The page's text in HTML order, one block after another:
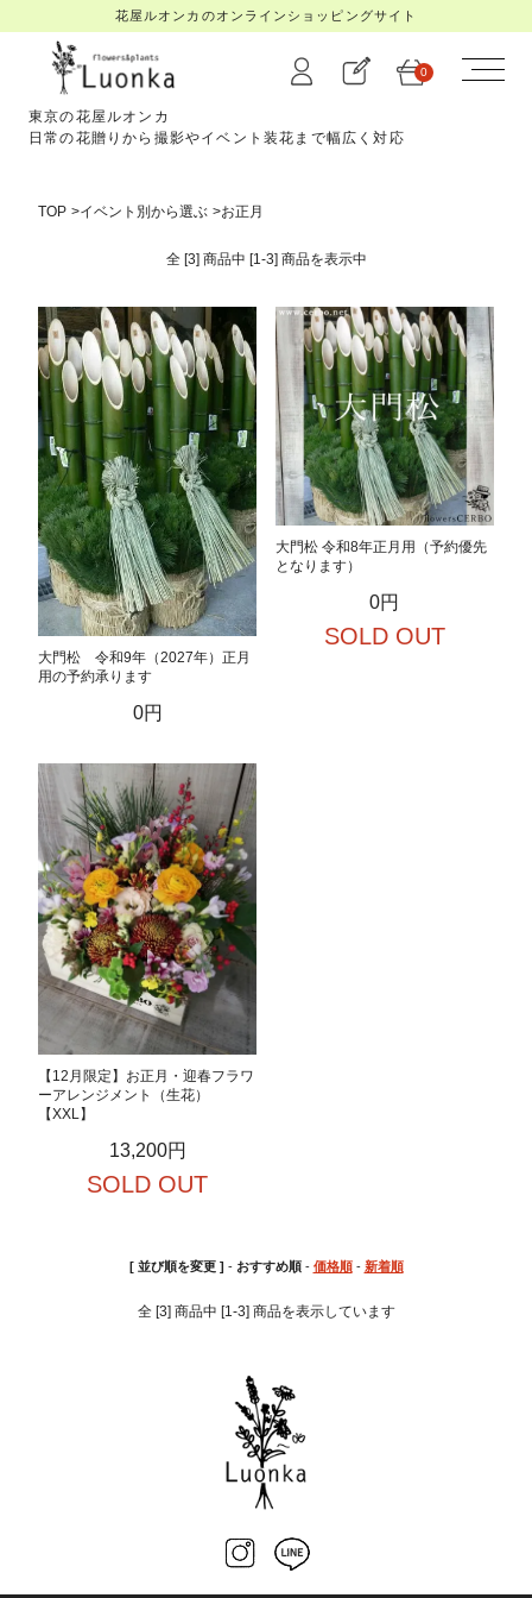
花屋ルオンカのオンラインショッピングサイト
東京の花屋ルオンカ
日常の花贈りから撮影やイベント装花まで幅広く対応
0
TOP >イベント別から選ぶ >お正月
全 [3] 商品中 [1-3] 商品を表示中
大門松 令和9年（2027年）正月
用の予約承ります
0円
大門松 令和8年正月用（予約優先
となります）
0円
SOLD OUT
【12月限定】お正月・迎春フラワ
ーアレンジメント（生花）
【XXL】
13,200円
SOLD OUT
[ 並び順を変更 ] - おすすめ順- 価格順- 新着順
全 [3] 商品中 [1-3] 商品を表示しています